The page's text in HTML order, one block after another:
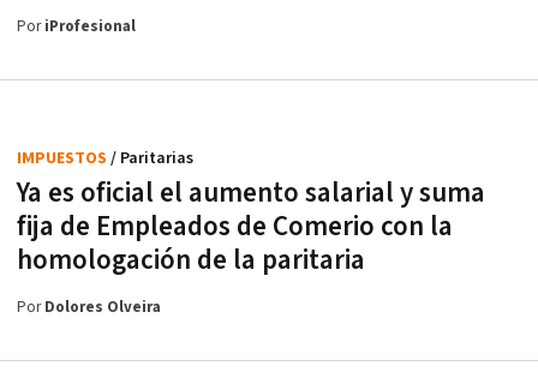
PoriProfesional
Ya es oficial el aumento salarial y suma
fija de Empleados de Comerio con la
homologación de la paritaria
IMPUESTOS / Paritarias
PorDolores Olveira